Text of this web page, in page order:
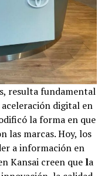
resulta fundamental
digital en
la forma en que
las marcas. Hoy, los
a información en
Kansai creen que la